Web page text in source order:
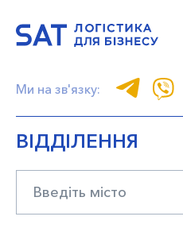
Ми на зв'язку:
ВІДДІЛЕННЯ